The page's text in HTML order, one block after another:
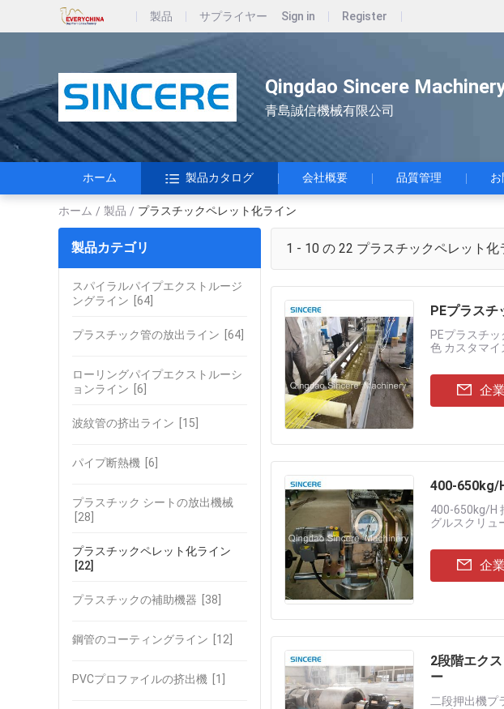
製品 サプライヤー Sign in Register
Qingdao Sincere
青島誠信機械有限公司
ホーム 製品カタログ 会社概要 品質管理
ホーム / 製品 / プラスチックペレット化ライン
製品カテゴリ
スパイラルパイプエクストルージ
ングライン [64]
プラスチック管の放出ライン [64]
ローリングパイプエクストルーシ
ョンライン [6]
波紋管の挤出ライン [15]
パイプ断熱機 [6]
プラスチック シートの放出機械
[28]
プラスチックペレット化ライン
[22]
プラスチックの補助機器 [38]
鋼管のコーティングライン [12]
PVCプロファイルの挤出機 [1]
1 - 10 の 22 プラスチックペレット化
PEプラス
PEプラスチ
色 カスタマイ
企
400-650kg/
400-650kg/H
グルスクリュ
企
2段階エク
ー
二段押出機プ